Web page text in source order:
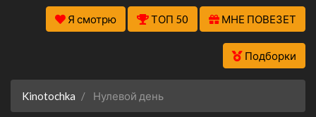
Я смотрю ТОП 50 МНЕ ПОВЕЗЕТ
Подборки
Kinotochka Нулевой день